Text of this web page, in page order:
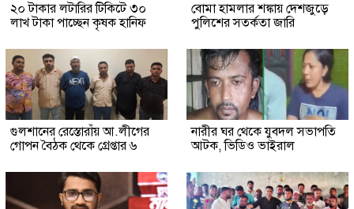
২০ টাকার লটারির টিকিটে ৩০
লাখ টাকা পাচ্ছেন কৃষক হানিফ
বোমা হামলার শঙ্কায় দেশজুড়ে
পুলিশের সতর্কতা জারি
গুলশানের রেস্তোরাঁয় আ.লীগের
গোপন বৈঠক থেকে গ্রেপ্তার ৬
নারীর ঘর থেকে যুবদল সভাপতি
আটক, ভিডিও ভাইরাল